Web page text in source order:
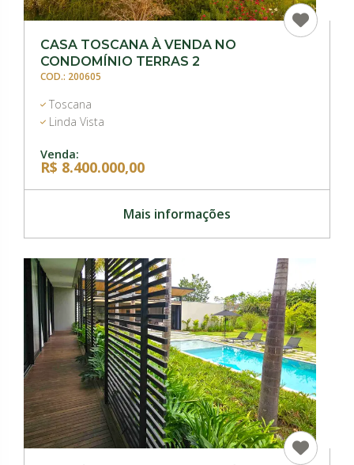
CASA TOSCANA À VENDA NO
CONDOMÍNIO TERRAS 2
COD.: 200605
Toscana
Linda Vista
Venda:
R$ 8.400.000,00
Mais informações